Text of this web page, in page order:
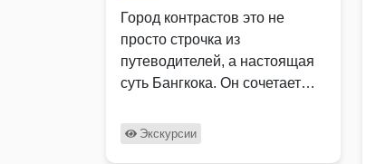
Город контрастов это не
просто строчка из
путеводителей, а настоящая
суть Бангкока. Он сочетает
Экскурсии